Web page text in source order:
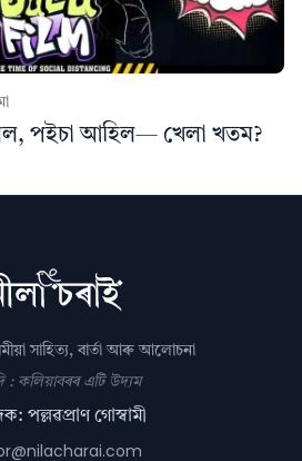
পইচা আহিল— খেলা খতম?
সাহিত্য, বাৰ্তা আৰু আলোচনা
: কলিয়াবৰৰ এটি উদ্যম
পল্লৱপ্ৰাণ গোস্বামী